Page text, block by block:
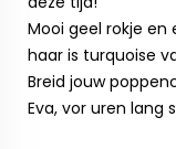
Mooi geel rokje
haar is turquoise
Breid jouw
Eva, vor uren lang